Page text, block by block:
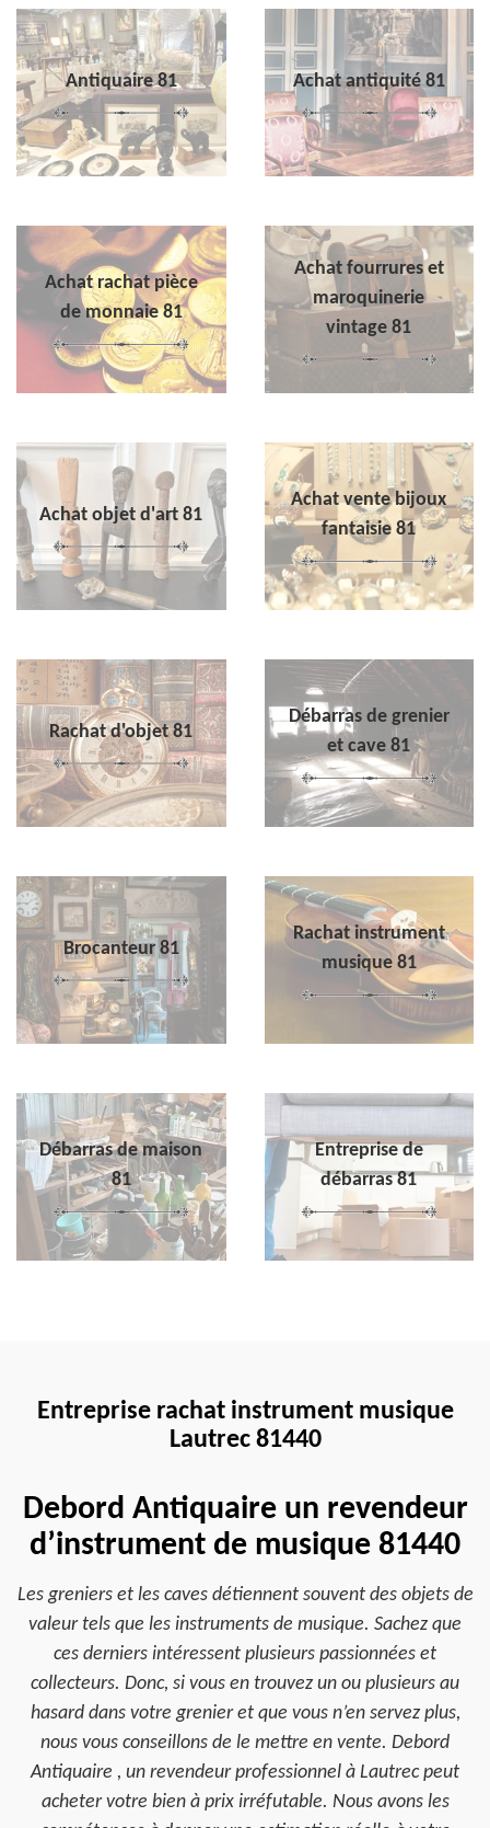
Antiquaire 81 Achat antiquité 81
Achat rachat pièce
de monnaie 81
Achat fourrures et
maroquinerie
vintage 81
Achat objet d'art 81
Achat vente bijoux
fantaisie 81
Rachat d'objet 81
Débarras de grenier
et cave 81
Brocanteur 81
Rachat instrument
musique 81
Débarras de maison
81
Entreprise de
débarras 81
Entreprise rachat instrument musique
Lautrec 81440
Debord Antiquaire un revendeur
d’instrument de musique 81440
Les greniers et les caves détiennent souvent des objets de
valeur tels que les instruments de musique. Sachez que
ces derniers intéressent plusieurs passionnées et
collecteurs. Donc, si vous en trouvez un ou plusieurs au
hasard dans votre grenier et que vous n’en servez plus,
nous vous conseillons de le mettre en vente. Debord
Antiquaire , un revendeur professionnel à Lautrec peut
acheter votre bien à prix irréfutable. Nous avons les